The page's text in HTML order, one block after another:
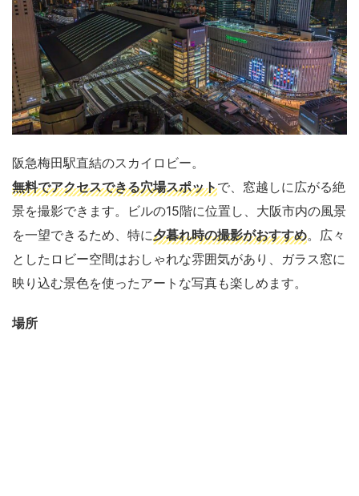
阪急梅田駅直結のスカイロビー。
無料でアクセスできる穴場スポットで、窓越しに広がる絶
景を撮影できます。ビルの15階に位置し、大阪市内の風景
を一望できるため、特に夕暮れ時の撮影がおすすめ。広々
としたロビー空間はおしゃれな雰囲気があり、ガラス窓に
映り込む景色を使ったアートな写真も楽しめます。
場所